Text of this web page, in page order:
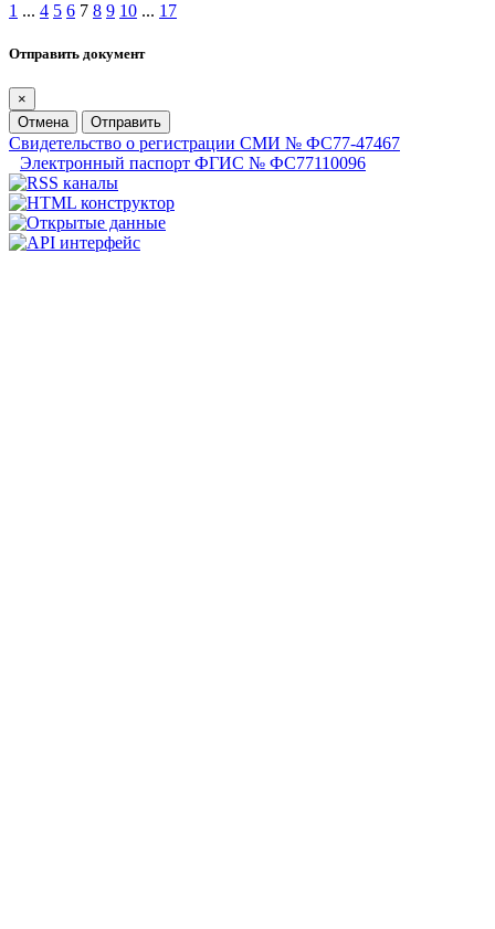
1 ... 4 5 6 7 8 9 10 ... 17
Отправить документ
×
Отмена
Отправить
Свидетельство о регистрации СМИ № ФС77-47467
Электронный паспорт ФГИС № ФС77110096